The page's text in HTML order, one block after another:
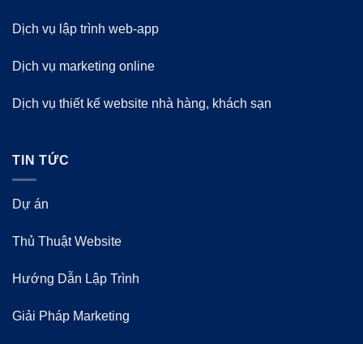
Dịch vụ lập trình web-app
Dịch vụ marketing online
Dịch vụ thiết kế website nhà hàng, khách sạn
TIN TỨC
Dự án
Thủ Thuật Website
Hướng Dẫn Lập Trình
Giải Pháp Marketing